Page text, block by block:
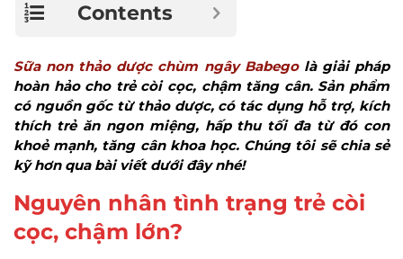
Contents
Sữa non thảo dược chùm ngây Babegolà giải pháp
hoàn hảo cho trẻ còi cọc, chậm tăng cân. Sản phẩm
có nguồn gốc từ thảo dược, có tác dụng hỗ trợ, kích
thích trẻ ăn ngon miệng, hấp thu tối đa từ đó con
khoẻ mạnh, tăng cân khoa học. Chúng tôi sẽ chia sẻ
kỹ hơn qua bài viết dưới đây nhé!
Nguyên nhân tình trạng trẻ còi
cọc, chậm lớn?